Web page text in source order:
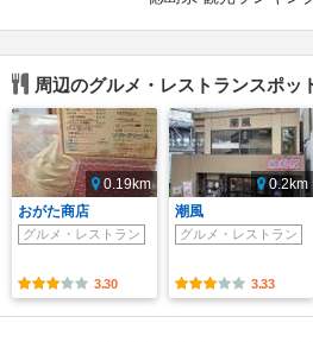
周辺のグルメ・レストランスポッ
0.19km
おがた商店
グルメ・レストラン
3.30
0.2km
潮風
グルメ・レストラン
3.33